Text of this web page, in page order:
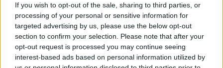
If you wish to opt-out of the sale, sharing to third parties, or
processing of your personal or sensitive information for
targeted advertising by us, please use the below opt-out
section to confirm your selection. Please note that after your
opt-out request is processed you may continue seeing
interest-based ads based on personal information utilized by